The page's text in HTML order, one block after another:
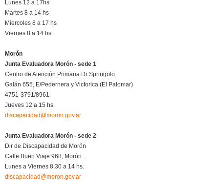
Lunes 12 a 17hs
Martes 8 a 14 hs
Miercoles 8 a 17 hs
Viernes 8 a 14 hs
Morón
Junta Evaluadora Morón - sede 1
Centro de Atención Primaria Dr Springolo
Galán 655, E/Pedernera y Victorica (El Palomar)
4751-3791/8961
Jueves 12 a 15 hs.
discapacidad@moron.gov.ar
Junta Evaluadora Morón - sede 2
Dir de Discapacidad de Morón
Calle Buen Viaje 968, Morón.
Lunes a Viernes 8:30 a 14 hs.
discapacidad@moron.gov.ar